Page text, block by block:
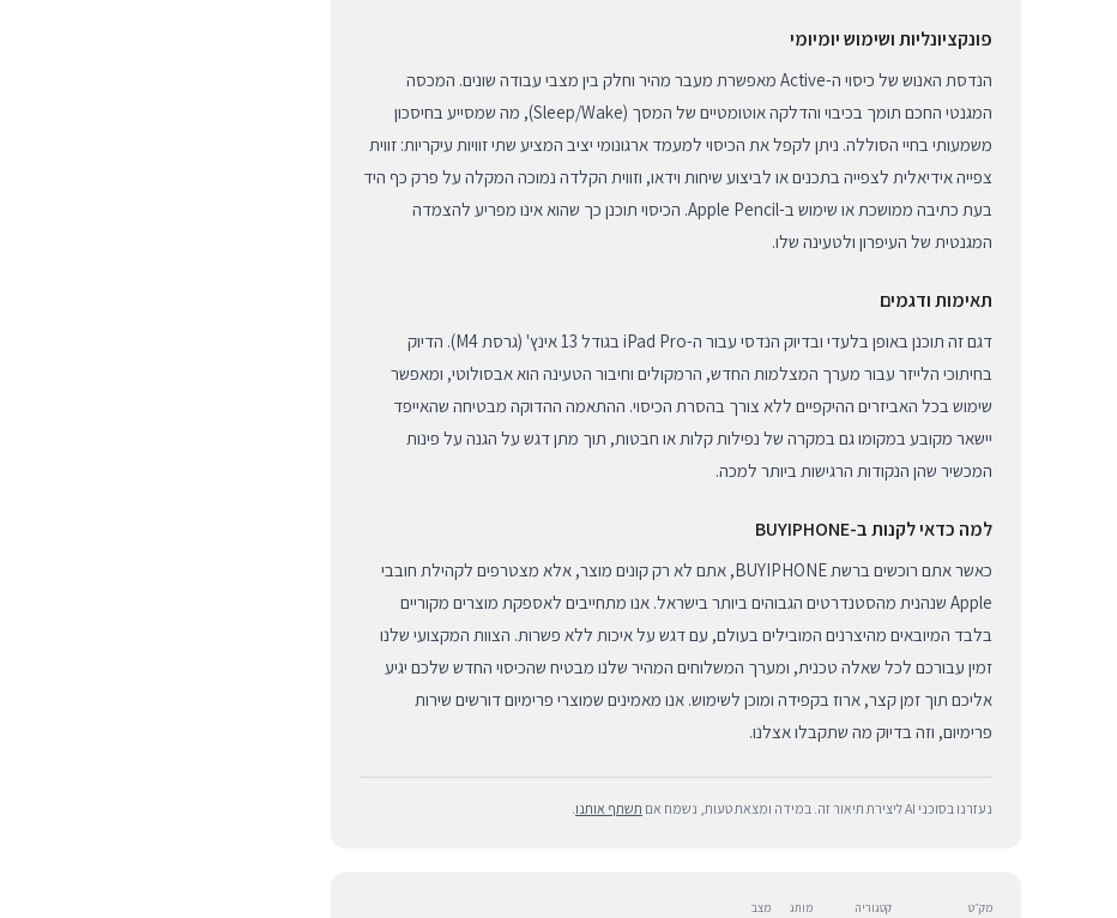
פונקציונליות ושימוש יומיומי
הנדסת האנוש של כיסוי ה-Active מאפשרת מעבר מהיר וחלק בין מצבי עבודה שונים. המכסה
המגנטי החכם תומך בכיבוי והדלקה אוטומטיים של המסך (Sleep/Wake), מה שמסייע בחיסכון
משמעותי בחיי הסוללה. ניתן לקפל את הכיסוי למעמד ארגונומי יציב המציע שתי זוויות עיקריות: זווית
צפייה אידיאלית לצפייה בתכנים או לביצוע שיחות וידאו, וזווית הקלדה נמוכה המקלה על פרק כף היד
בעת כתיבה ממושכת או שימוש ב-Apple Pencil. הכיסוי תוכנן כך שהוא אינו מפריע להצמדה
המגנטית של העיפרון ולטעינה שלו.
תאימות ודגמים
דגם זה תוכנן באופן בלעדי ובדיוק הנדסי עבור ה-iPad Pro בגודל 13 אינץ' (גרסת M4). הדיוק
בחיתוכי הלייזר עבור מערך המצלמות החדש, הרמקולים וחיבור הטעינה הוא אבסולוטי, ומאפשר
שימוש בכל האביזרים ההיקפיים ללא צורך בהסרת הכיסוי. ההתאמה ההדוקה מבטיחה שהאייפד
יישאר מקובע במקומו גם במקרה של נפילות קלות או חבטות, תוך מתן דגש על הגנה על פינות
המכשיר שהן הנקודות הרגישות ביותר למכה.
למה כדאי לקנות ב-BUYIPHONE
כאשר אתם רוכשים ברשת BUYIPHONE, אתם לא רק קונים מוצר, אלא מצטרפים לקהילת חובבי
Apple שנהנית מהסטנדרטים הגבוהים ביותר בישראל. אנו מתחייבים לאספקת מוצרים מקוריים
בלבד המיובאים מהיצרנים המובילים בעולם, עם דגש על איכות ללא פשרות. הצוות המקצועי שלנו
זמין עבורכם לכל שאלה טכנית, ומערך המשלוחים המהיר שלנו מבטיח שהכיסוי החדש שלכם יגיע
אליכם תוך זמן קצר, ארוז בקפידה ומוכן לשימוש. אנו מאמינים שמוצרי פרימיום דורשים שירות
פרימיום, וזה בדיוק מה שתקבלו אצלנו.
נעזרנו בסוכני AI ליצירת תיאור זה. במידה ומצאת טעות, נשמח אם תשתף אותנו.
מק״ט קטגוריה מותג מצב